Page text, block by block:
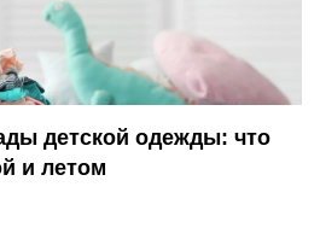
детской одежды: что
и летом